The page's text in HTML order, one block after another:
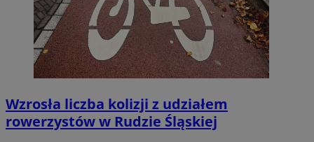
Wzrosła liczba kolizji z udziałem
rowerzystów w Rudzie Śląskiej